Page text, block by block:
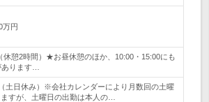
万円
休憩2時間）★お昼休憩のほか、10:00・15:00にも
ります…
土日休み）※会社カレンダーにより月数回の土曜
すが、土曜日の出勤は本人の…